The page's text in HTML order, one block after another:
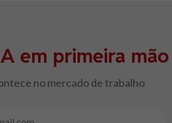
em primeira mão
no mercado de trabalho